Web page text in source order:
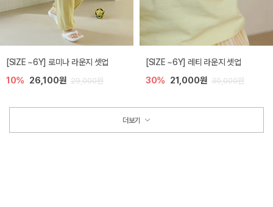
[SIZE ~6Y] 로미나 라운지 셋업
10% 26,100원 29,000원
[SIZE ~6Y] 레티 라운지 셋업
30% 21,000원 30,000원
더보기